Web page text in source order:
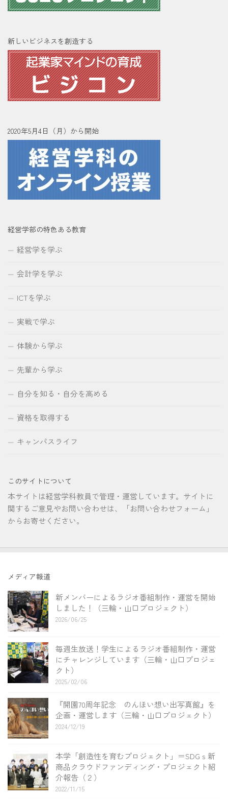
新しいビジネスを創造する
2020年5月4日（月）から開始
経営学部の特色ある教育
経営学を学ぶ
会計学を学ぶ
ICTを学ぶ
実戦で学ぶ
体験から学ぶ
先輩から学ぶ
自分を知る・自分を高める
資格を取得する
キャンパスライフ
このサイトについて
本サイトは経営学科教員で管理・運営しています。サイトに
関するご意見やお問い合わせは、「お問い合わせフォーム」
からお寄せください。
メディア報道
新メンバーによるラジオ番組制作・運営を開始
しました！（三輪・山口プロジェクト）
2026/06/25
毎週生放送！学生によるラジオ番組制作・運営
にチャレンジしています（三輪・山口プロジェ
クト）
2025/02/06
『開園70周年記念 のんほい想い出写真館』を
企画・運営します（三輪・山口プロジェクト）
2024/12/19
本学「創造性を育むプロジェクト」＝SDGｓ新
商品クラウドファンディング・プロジェクト紹
介報告（２）
2022/11/15